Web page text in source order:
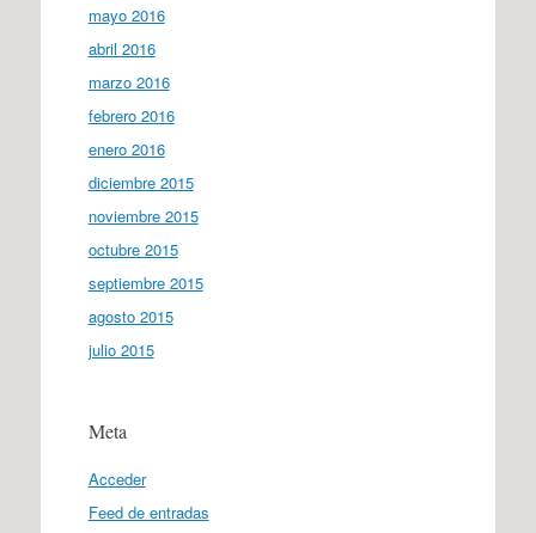
mayo 2016
abril 2016
marzo 2016
febrero 2016
enero 2016
diciembre 2015
noviembre 2015
octubre 2015
septiembre 2015
agosto 2015
julio 2015
Meta
Acceder
Feed de entradas